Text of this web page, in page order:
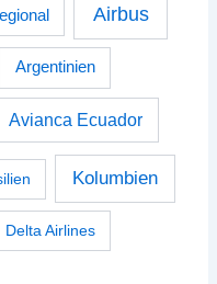
Airbus
Argentinien
Avianca Ecuador
Kolumbien
Delta Airlines